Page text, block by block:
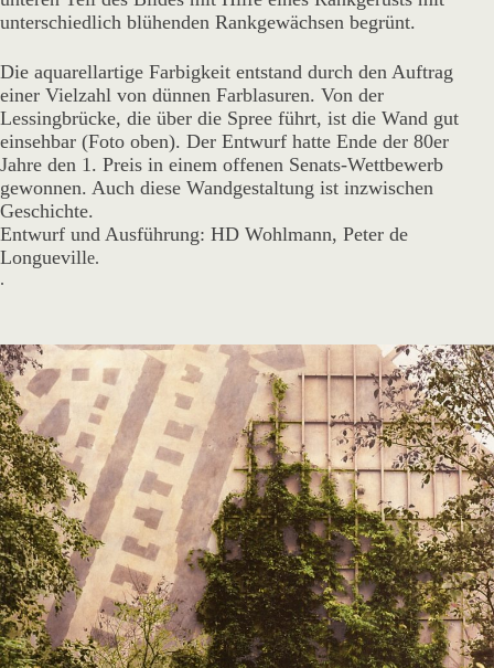
unterschiedlich blühenden Rankgewächsen begrünt.
Die aquarellartige Farbigkeit entstand durch den Auftrag
einer Vielzahl von dünnen Farblasuren. Von der
Lessingbrücke, die über die Spree führt, ist die Wand gut
einsehbar (Foto oben). Der Entwurf hatte Ende der 80er
Jahre den 1. Preis in einem offenen Senats-Wettbewerb
gewonnen. Auch diese Wandgestaltung ist inzwischen
Geschichte.
Entwurf und Ausführung: HD Wohlmann, Peter de
Longueville.
.